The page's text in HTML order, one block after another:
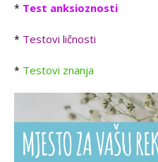
* Test anksioznosti
* Testovi ličnosti
* Testovi znanja